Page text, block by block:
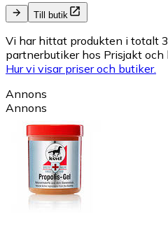
Till butik
Vi har hittat produkten i totalt
partnerbutiker hos Prisjakt
Hur vi visar priser och butiker.
Annons
Annons